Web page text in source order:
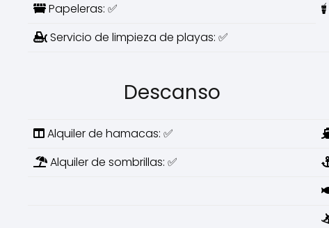
Papeleras: ✅
Servicio de limpieza de playas: ✅
Descanso
Alquiler de hamacas: ✅
Alquiler de sombrillas: ✅